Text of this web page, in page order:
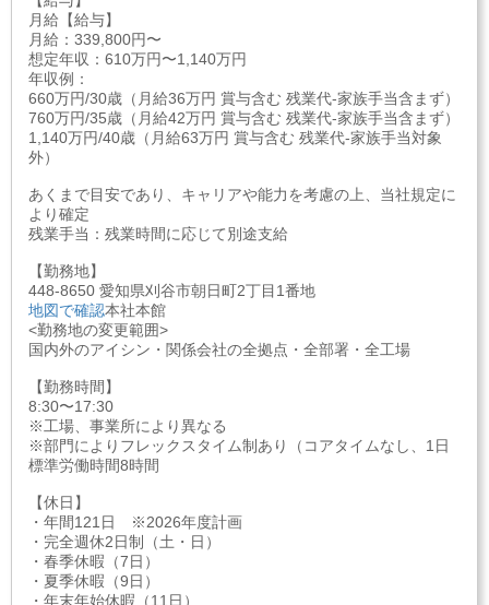
月給【給与】
月給：339,800円〜
想定年収：610万円〜1,140万円
年収例：
660万円/30歳（月給36万円 賞与含む 残業代-家族手当含まず）
760万円/35歳（月給42万円 賞与含む 残業代-家族手当含まず）
1,140万円/40歳（月給63万円 賞与含む 残業代-家族手当対象
外）
あくまで目安であり、キャリアや能力を考慮の上、当社規定に
より確定
残業手当：残業時間に応じて別途支給
【勤務地】
448-8650 愛知県刈谷市朝日町2丁目1番地
地図で確認本社本館
<勤務地の変更範囲>
国内外のアイシン・関係会社の全拠点・全部署・全工場
【勤務時間】
8:30〜17:30
※工場、事業所により異なる
※部門によりフレックスタイム制あり（コアタイムなし、1日
標準労働時間8時間
【休日】
・年間121日 ※2026年度計画
・完全週休2日制（土・日）
・春季休暇（7日）
・夏季休暇（9日）
・年末年始休暇（11日）